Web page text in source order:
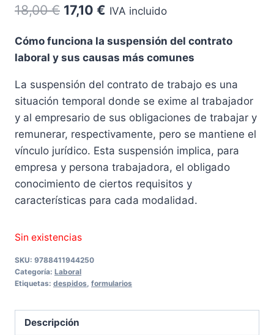
18,00€ El
original
18,00 €.
17,10 € El
actual
17,10 €.
IVA incluido
Cómo funciona la suspensión del contrato
laboral y sus causas más comunes
La suspensión del contrato de trabajo es una
situación temporal donde se exime al trabajador
y al empresario de sus obligaciones de trabajar y
remunerar, respectivamente, pero se mantiene el
vínculo jurídico. Esta suspensión implica, para
empresa y persona trabajadora, el obligado
conocimiento de ciertos requisitos y
características para cada modalidad.
Sin existencias
SKU: 9788411944250
Categoría: Laboral
Etiquetas: despidos, formularios
Descripción